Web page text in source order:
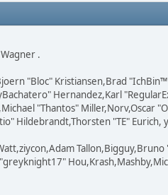
.
"Bloc" Kristiansen,Brad
Hernandez,Karl
"Thantos" Miller,Norv,Oscar
Hildebrandt,Thorsten "TE" Eurich,